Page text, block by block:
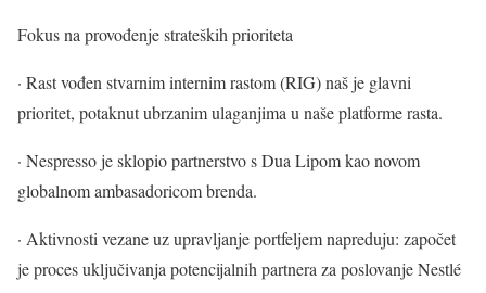
Fokus na provođenje strateških prioriteta
· Rast vođen stvarnim internim rastom (RIG) naš je glavni
prioritet, potaknut ubrzanim ulaganjima u naše platforme rasta.
· Nespresso je sklopio partnerstvo s Dua Lipom kao novom
globalnom ambasadoricom brenda.
· Aktivnosti vezane uz upravljanje portfeljem napreduju: započet
je proces uključivanja potencijalnih partnera za poslovanje Nestlé